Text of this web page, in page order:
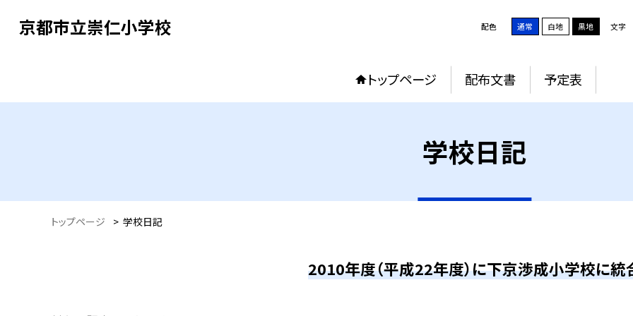
京都市立崇仁小学校 配色 通常 白地 黒地 文字
トップページ 配布文書 予定表
学校日記
トップページ > 学校日記
2010年度（平成22年度）に下京渉成小学校に統